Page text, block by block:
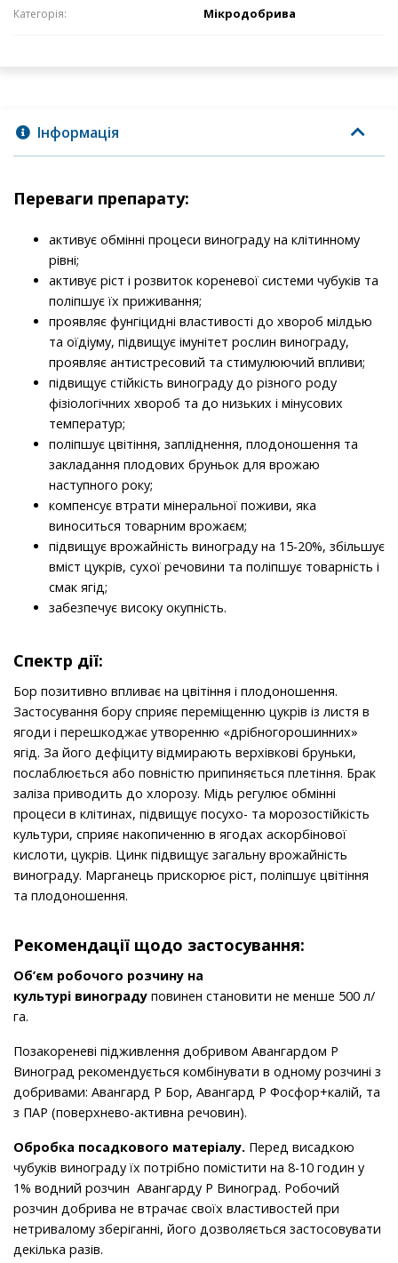
Категорія: Мікродобрива
Інформація
Переваги препарату:
активує обмінні процеси винограду на клітинному
рівні;
активує ріст і розвиток кореневої системи чубуків та
поліпшує їх приживання;
проявляє фунгіцидні властивості до хвороб мілдью
та оїдіуму, підвищує імунітет рослин винограду,
проявляє антистресовий та стимулюючий впливи;
підвищує стійкість винограду до різного роду
фізіологічних хвороб та до низьких і мінусових
температур;
поліпшує цвітіння, запліднення, плодоношення та
закладання плодових бруньок для врожаю
наступного року;
компенсує втрати мінеральної поживи, яка
виноситься товарним врожаєм;
підвищує врожайність винограду на 15-20%, збільшує
вміст цукрів, сухої речовини та поліпшує товарність і
смак ягід;
забезпечує високу окупність.
Спектр дії:
Бор позитивно впливає на цвітіння і плодоношення.
Застосування бору сприяє переміщенню цукрів із листя в
ягоди і перешкоджає утворенню «дрiбногорошинних»
ягід. За його дефіциту відмирають верхівкові бруньки,
послаблюється або повністю припиняється плетіння. Брак
заліза приводить до хлорозу. Мідь регулює обмінні
процеси в клітинах, підвищує посухо- та морозостійкість
культури, сприяє накопиченню в ягодах аскорбінової
кислоти, цукрів. Цинк підвищує загальну врожайність
винограду. Марганець прискорює ріст, поліпшує цвітіння
та плодоношення.
Рекомендації щодо застосування:
Об’єм робочого розчину на
культурі винограду повинен становити не менше 500 л/
га.
Позакореневі підживлення добривом Авангардом Р
Виноград рекомендується комбінувати в одному розчині з
добривами: Авангард Р Бор, Авангард Р Фосфор+калій, та
з ПАР (поверхнево-активна речовин).
Обробка посадкового матеріалу. Перед висадкою
чубуків винограду їх потрібно помістити на 8-10 годин у
1% водний розчин Авангарду Р Виноград. Робочий
розчин добрива не втрачає своїх властивостей при
нетривалому зберіганні, його дозволяється застосовувати
декілька разів.